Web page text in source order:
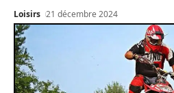
Loisirs 21 décembre 2024